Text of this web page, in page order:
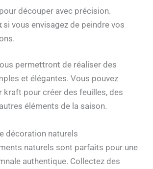
découper avec précision.
si vous envisagez de peindre vos
permettront de réaliser des
et élégantes. Vous pouvez
kraft pour créer des feuilles, des
éléments de la saison.
décoration naturels
naturels sont parfaits pour une
authentique. Collectez des